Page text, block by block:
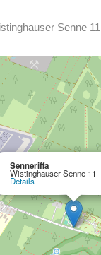
Senne
Senneriffa
Wistinghauser Senne 11
Details